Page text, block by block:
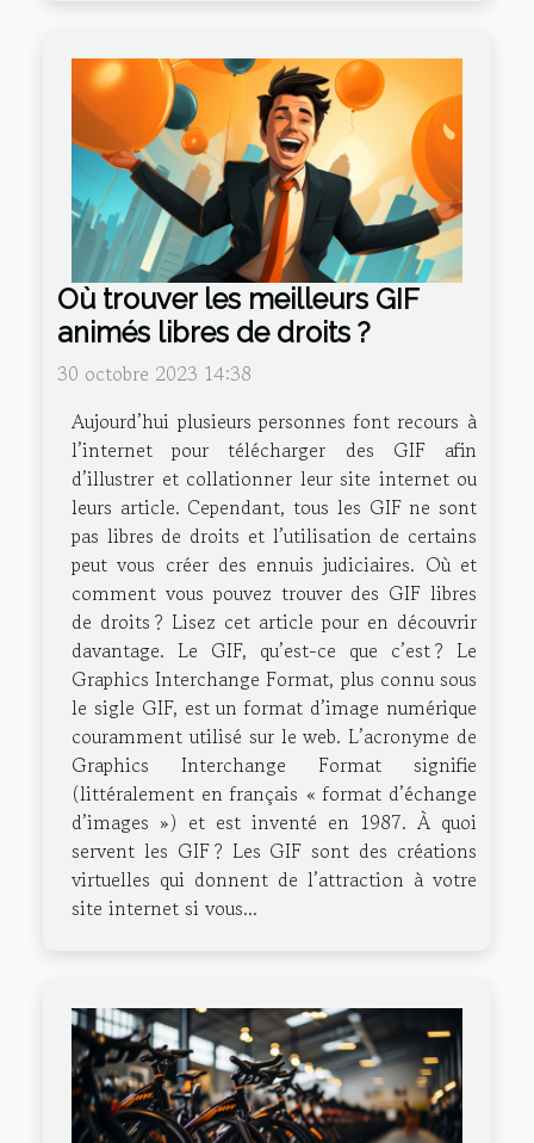
Où trouver les meilleurs GIF
animés libres de droits ?
30 octobre 2023 14:38
Aujourd’hui plusieurs personnes font recours à
l’internet pour télécharger des GIF afin
d’illustrer et collationner leur site internet ou
leurs article. Cependant, tous les GIF ne sont
pas libres de droits et l’utilisation de certains
peut vous créer des ennuis judiciaires. Où et
comment vous pouvez trouver des GIF libres
de droits ? Lisez cet article pour en découvrir
davantage. Le GIF, qu’est-ce que c’est ? Le
Graphics Interchange Format, plus connu sous
le sigle GIF, est un format d’image numérique
couramment utilisé sur le web. L’acronyme de
Graphics Interchange Format signifie
(littéralement en français « format d’échange
d’images ») et est inventé en 1987. À quoi
servent les GIF ? Les GIF sont des créations
virtuelles qui donnent de l’attraction à votre
site internet si vous...